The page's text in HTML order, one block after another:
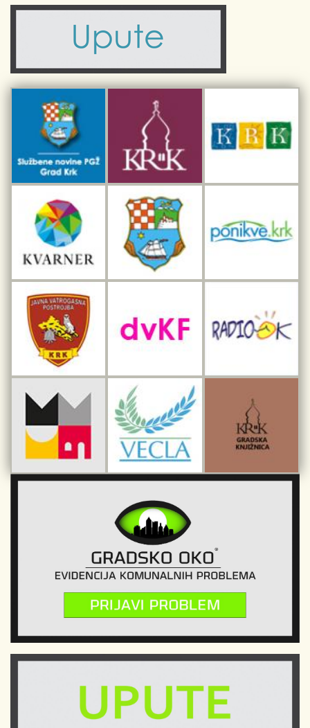
Civilni sektor (arhiva udruga)
Sport i rekreacija
Turistička zajednica otoka Krka
Kulturno-turistička ruta Putovima Frankopana
Dar iz Krka
Interpretacijski centar pomorske baštine